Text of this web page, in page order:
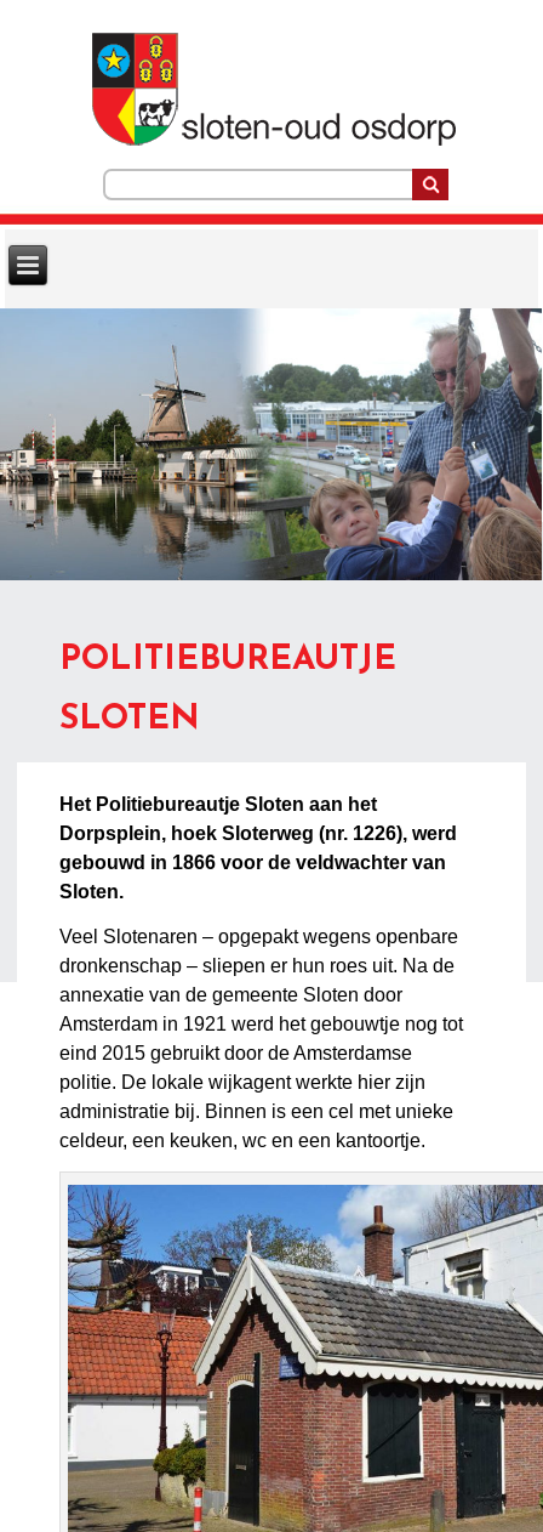
POLITIEBUREAUTJE
SLOTEN
Het Politiebureautje Sloten aan het
Dorpsplein, hoek Sloterweg (nr. 1226), werd
gebouwd in 1866 voor de veldwachter van
Sloten.
Veel Slotenaren – opgepakt wegens openbare
dronkenschap – sliepen er hun roes uit. Na de
annexatie van de gemeente Sloten door
Amsterdam in 1921 werd het gebouwtje nog tot
eind 2015 gebruikt door deAmsterdamse
politie. De lokale wijkagent werkte hier zijn
administratie bij. Binnen is een cel met unieke
celdeur, een keuken, wc en een kantoortje.